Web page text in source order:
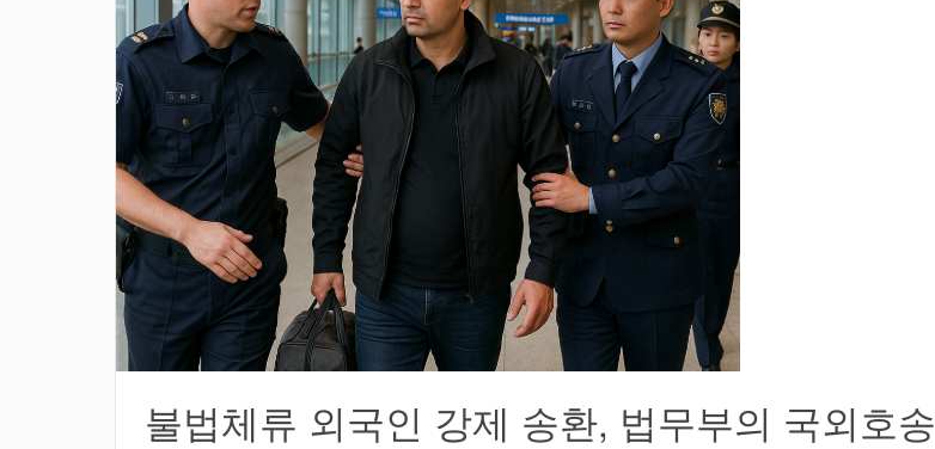
불법체류 외국인 강제 송환, 법무부의 국외호송